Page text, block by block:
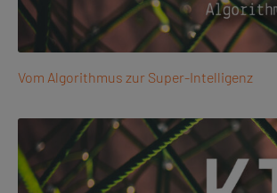
Vom Algorithmus zur Super-Intelligenz